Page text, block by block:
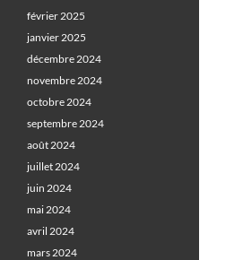
février 2025
janvier 2025
décembre 2024
novembre 2024
octobre 2024
septembre 2024
août 2024
juillet 2024
juin 2024
mai 2024
avril 2024
mars 2024